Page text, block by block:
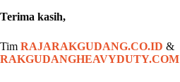
Terima kasih,
Tim RAJARAKGUDANG.CO.ID &
RAKGUDANGHEAVYDUTY.COM